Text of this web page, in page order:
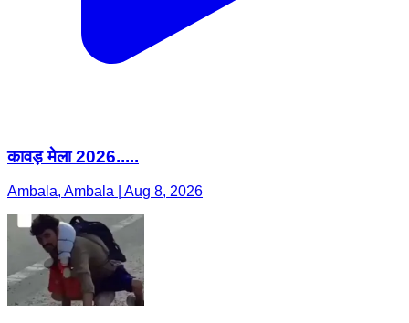
कावड़ मेला 2026.....
Ambala, Ambala | Aug 8, 2026